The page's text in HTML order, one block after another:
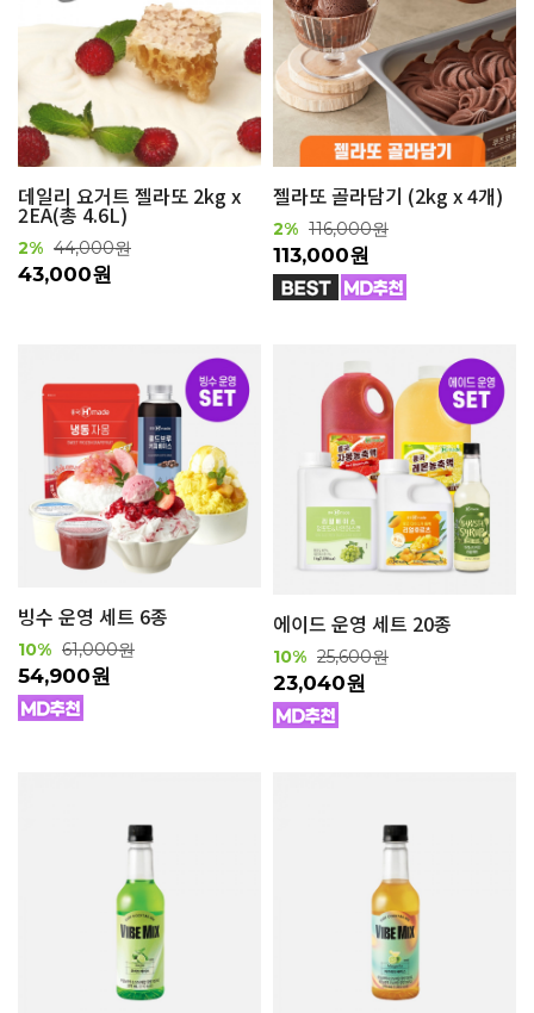
데일리 요거트 젤라또 2kg x
2EA(총 4.6L)
2% 44,000원
43,000원
젤라또 골라담기 (2kg x 4개)
2% 116,000원
113,000원
빙수 운영 세트 6종
10% 61,000원
54,900원
에이드 운영 세트 20종
10% 25,600원
23,040원